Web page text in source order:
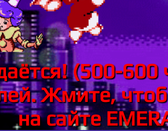
(500-
Жмите,
на сайте